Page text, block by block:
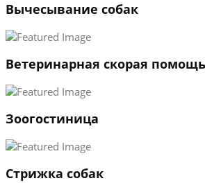
Вычесывание собак
Ветеринарная скорая помощь
Зоогостиница
Стрижка собак